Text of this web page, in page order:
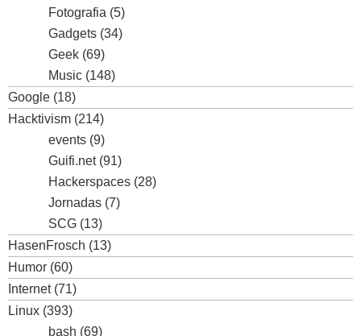
Fotografia (5)
Gadgets (34)
Geek (69)
Music (148)
Google (18)
Hacktivism (214)
events (9)
Guifi.net(91)
Hackerspaces (28)
Jornadas (7)
SCG (13)
HasenFrosch (13)
Humor (60)
Internet(71)
Linux (393)
bash (69)